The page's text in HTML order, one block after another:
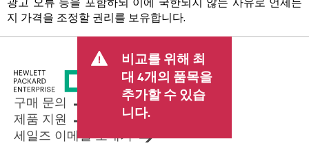
지 가격을 조정할 권리를 보유합니다.
비교를 위해 최
대 4개의 품목을
추가할 수 있습
니다.
구매 문의
제품 지원
세일즈 이메일 보내기